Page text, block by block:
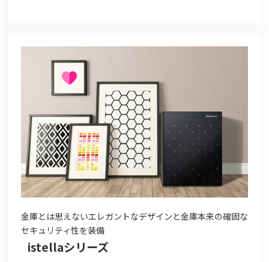
金庫とは思えないエレガントなデザインと金庫本来の確固な
セキュリティ性を装備
istellaシリーズ